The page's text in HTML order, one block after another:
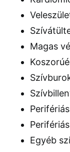
Magas
Egyéb